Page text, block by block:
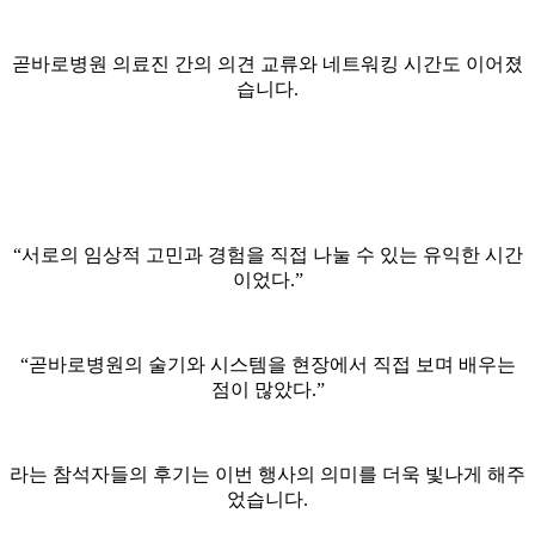
곧바로병원 의료진 간의 의견 교류와 네트워킹 시간도 이어졌
습니다.
“서로의 임상적 고민과 경험을 직접 나눌 수 있는 유익한 시간
이었다.”
“곧바로병원의 술기와 시스템을 현장에서 직접 보며 배우는
점이 많았다.”
라는 참석자들의 후기는 이번 행사의 의미를 더욱 빛나게 해주
었습니다.